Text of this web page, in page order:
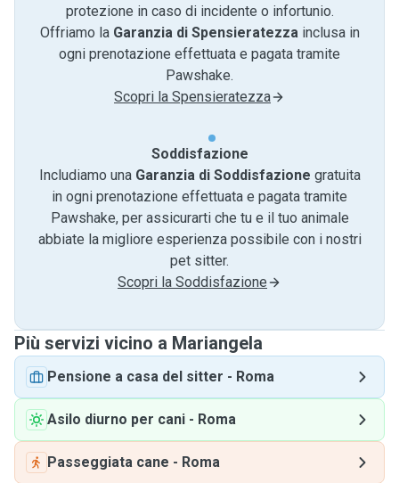
protezione in caso di incidente o infortunio.
Offriamo la Garanzia di Spensieratezzainclusa in
ogni prenotazione effettuata e pagata tramite
Pawshake.
Scopri la Spensieratezza
Soddisfazione
Includiamo una Garanzia di Soddisfazione gratuita
in ogni prenotazione effettuata e pagata tramite
Pawshake, per assicurarti che tu e il tuo animale
abbiate la migliore esperienza possibile con i nostri
pet sitter.
Scopri la Soddisfazione
Più servizi vicino a Mariangela
Pensione a casa del sitter - Roma
Asilo diurno per cani - Roma
Passeggiata cane - Roma